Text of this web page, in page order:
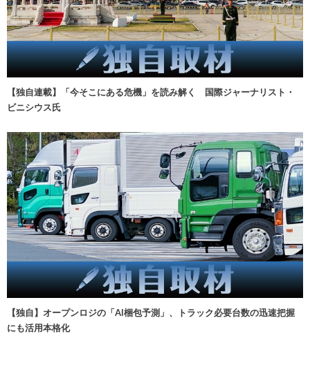
【独自連載】「今そこにある危機」を読み解く 国際ジャーナリスト・
ビニシウス氏
【独自】オープンロジの「AI梱包予測」、トラック必要台数の迅速把握
にも活用本格化